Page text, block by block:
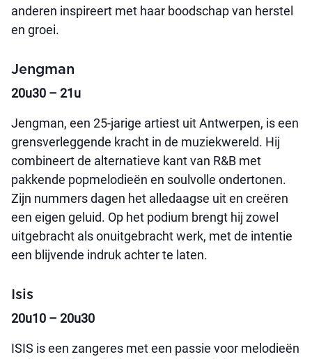
anderen inspireert met haar boodschap van herstel
en groei.
Jengman
20u30 – 21u
Jengman, een 25-jarige artiest uit Antwerpen, is een
grensverleggende kracht in de muziekwereld. Hij
combineert de alternatieve kant van R&B met
pakkende popmelodieën en soulvolle ondertonen.
Zijn nummers dagen het alledaagse uit en creëren
een eigen geluid. Op het podium brengt hij zowel
uitgebracht als onuitgebracht werk, met de intentie
een blijvende indruk achter te laten.
Isis
20u10 – 20u30
ISIS is een zangeres met een passie voor melodieën